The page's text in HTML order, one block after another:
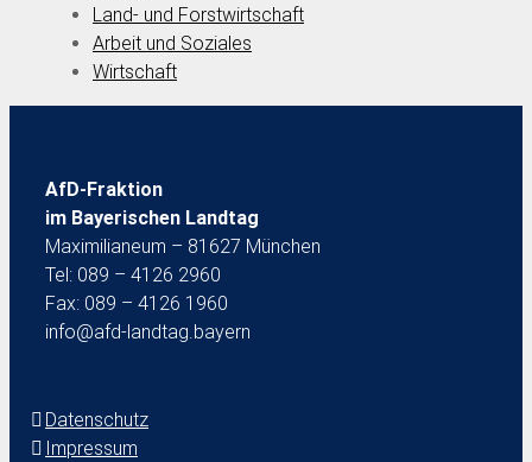
Land- und Forstwirtschaft
Arbeit und Soziales
Wirtschaft
AfD-Fraktion
im Bayerischen Landtag
Maximilianeum – 81627 München
Tel: 089 – 4126 2960
Fax: 089 – 4126 1960
info@afd-landtag.bayern
Datenschutz
Impressum